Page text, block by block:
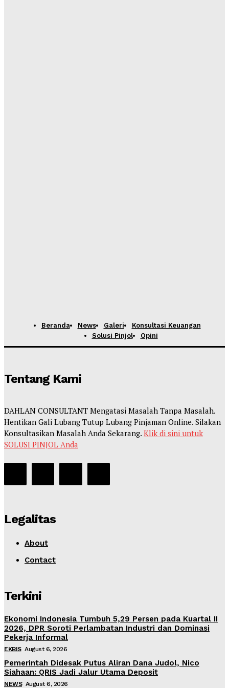
Beranda News Galeri
Konsultasi Keuangan
Solusi Pinjol
Opini
Tentang Kami
DAHLAN CONSULTANT Mengatasi Masalah Tanpa Masalah.
Hentikan Gali Lubang Tutup Lubang Pinjaman Online. Silakan
Konsultasikan Masalah Anda Sekarang. Klik di sini untuk
SOLUSI PINJOL Anda
Legalitas
About
Contact
Terkini
Ekonomi Indonesia Tumbuh 5,29 Persen pada Kuartal II
2026, DPR Soroti Perlambatan Industri dan Dominasi
Pekerja Informal
EKBIS August 6, 2026
Pemerintah Didesak Putus Aliran Dana Judol, Nico
Siahaan: QRIS Jadi Jalur Utama Deposit
NEWS August 6, 2026